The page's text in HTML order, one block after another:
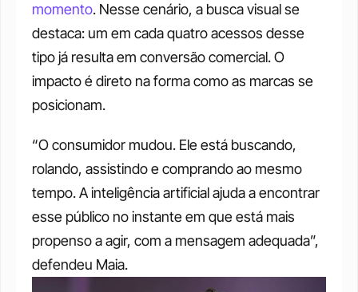
momento. Nesse cenário, a busca visual se
destaca: um em cada quatro acessos desse
tipo já resulta em conversão comercial. O
impacto é direto na forma como as marcas se
posicionam.
“O consumidor mudou. Ele está buscando,
rolando, assistindo e comprando ao mesmo
tempo. A inteligência artificial ajuda a encontrar
esse público no instante em que está mais
propenso a agir, com a mensagem adequada”,
defendeu Maia.